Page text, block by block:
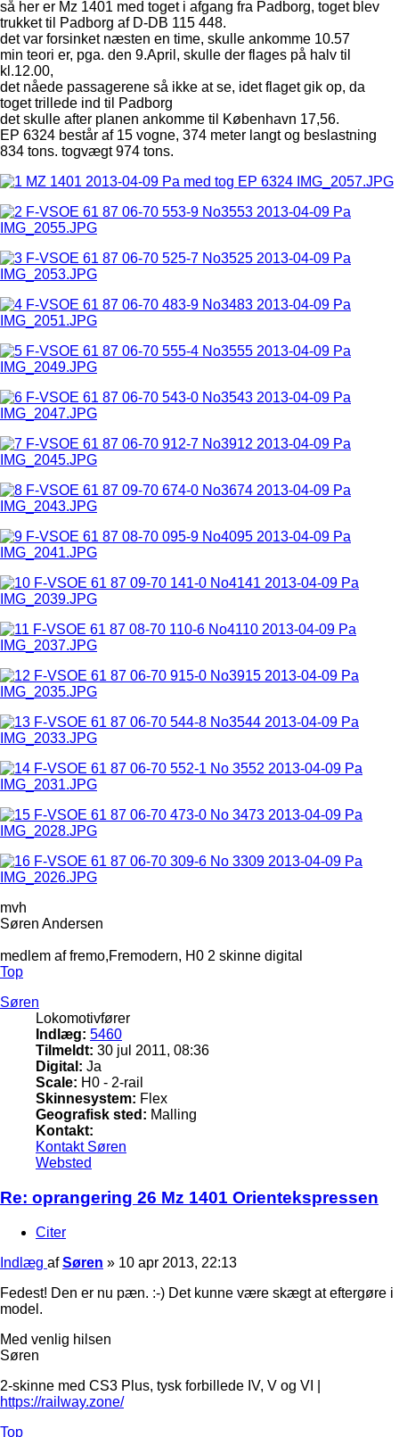
så her er Mz 1401 med toget i afgang fra Padborg, toget blev
trukket til Padborg af D-DB 115 448.
det var forsinket næsten en time, skulle ankomme 10.57
min teori er, pga. den 9.April, skulle der flages på halv til
kl.12.00,
det nåede passagerene så ikke at se, idet flaget gik op, da
toget trillede ind til Padborg
det skulle after planen ankomme til København 17,56.
EP 6324 består af 15 vogne, 374 meter langt og beslastning
834 tons. togvægt 974 tons.
mvh
Søren Andersen
medlem af fremo,Fremodern, H0 2 skinne digital
Top
Søren
Lokomotivfører
Indlæg: 5460
Tilmeldt: 30 jul 2011, 08:36
Digital: Ja
Scale: H0 - 2-rail
Skinnesystem: Flex
Geografisk sted: Malling
Kontakt:
Kontakt Søren
Websted
Re: oprangering 26 Mz 1401 Orientekspressen
Citer
Indlæg afSøren » 10 apr 2013, 22:13
Fedest! Den er nu pæn. :-) Det kunne være skægt at eftergøre i
model.
Med venlig hilsen
Søren
2-skinne med CS3 Plus, tysk forbillede IV, V og VI |
https://railway.zone/
Top